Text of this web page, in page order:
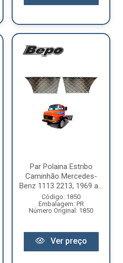
Par Polaina Estribo
Caminhão Mercedes-
Benz 1113 2213, 1969 a...
Código: 1850
Embalagem: PR
Número Original: 1850
Ver preço